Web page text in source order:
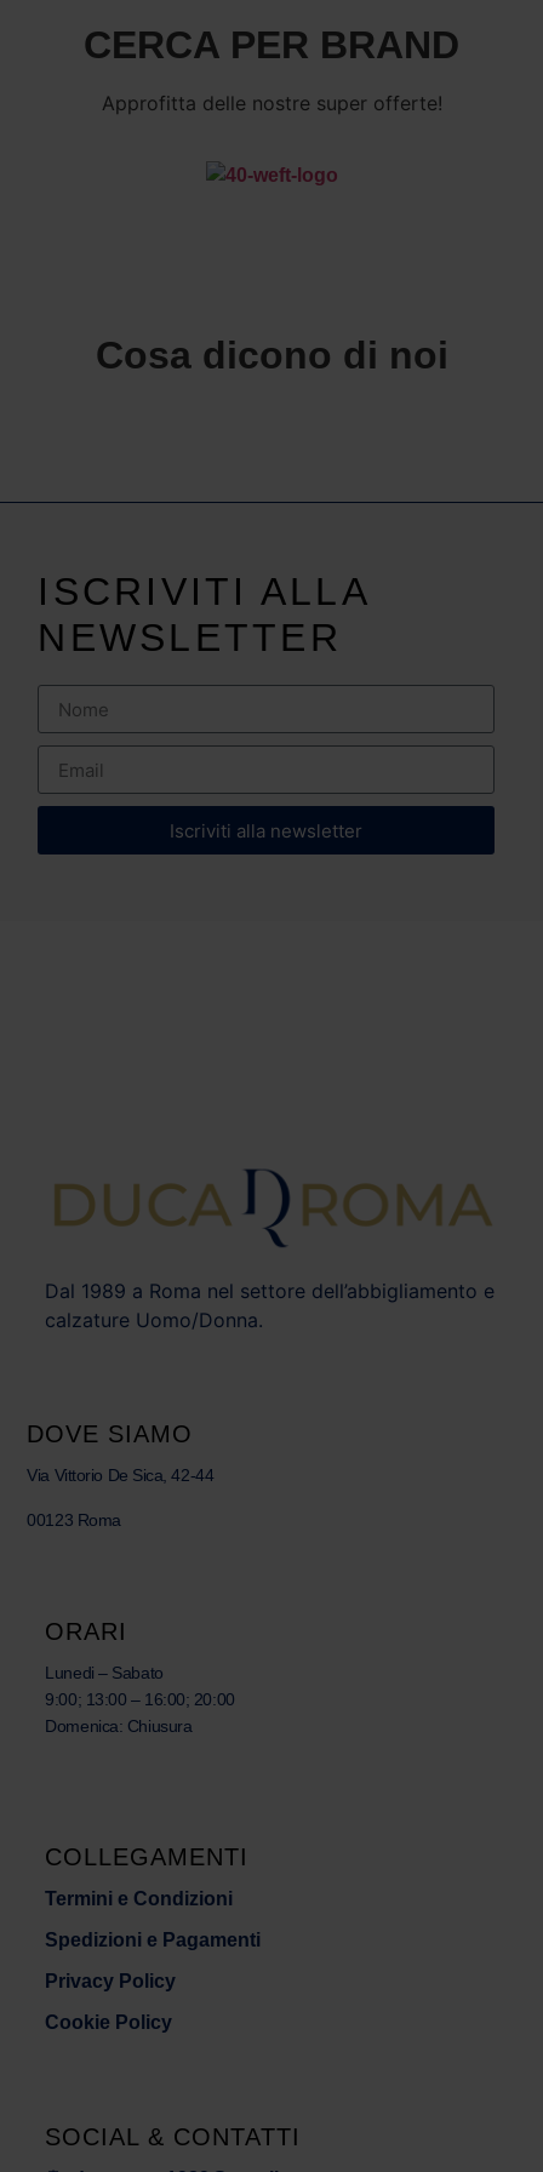
CERCA PER BRAND
Approfitta delle nostre super offerte!
Cosa dicono di noi
ISCRIVITI ALLA
NEWSLETTER
Iscriviti alla newsletter
Dal 1989 a Roma nel settore dell’abbigliamento e
calzature Uomo/Donna.
DOVE SIAMO
Via Vittorio De Sica, 42-44
00123 Roma
ORARI
Lunedi – Sabato
9:00; 13:00 – 16:00; 20:00
Domenica: Chiusura
COLLEGAMENTI
Termini e Condizioni
Spedizioni e Pagamenti
Privacy Policy
Cookie Policy
SOCIAL & CONTATTI